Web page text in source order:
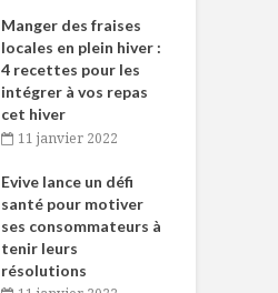
Manger des fraises
locales en plein hiver :
4 recettes pour les
intégrer à vos repas
cet hiver
11 janvier 2022
Evive lance un défi
santé pour motiver
ses consommateurs à
tenir leurs
résolutions